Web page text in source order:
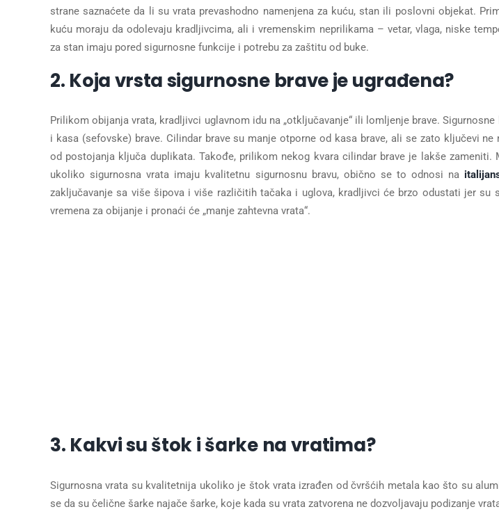
strane saznaćete da li su vrata prevashodno namenjena za kuću, stan ili poslovni objekat.
kuću moraju da odolevaju kradljivcima, ali i vremenskim neprilikama – vetar, vlaga, niske
za stan imaju pored sigurnosne funkcije i potrebu za zaštitu od buke.
2. Koja vrsta sigurnosne brave je ugrađena?
Prilikom obijanja vrata, kradljivci uglavnom idu na „otključavanje“ ili lomljenje brave.
i kasa (sefovske) brave. Cilindar brave su manje otporne od kasa brave, ali se zato ključevi
od postojanja ključa duplikata. Takođe, prilikom nekog kvara cilindar brave je lakše zameniti.
ukoliko sigurnosna vrata imaju kvalitetnu sigurnosnu bravu, obično se to odnosi na
zaključavanje sa više šipova i više različitih tačaka i uglova, kradljivci će brzo odustati jer su
vremena za obijanje i pronaći će „manje zahtevna vrata“.
3. Kakvi su štok i šarke na vratima?
Sigurnosna vrata su kvalitetnija ukoliko je štok vrata izrađen od čvršćih metala kao što su
se da su čelične šarke najače šarke, koje kada su vrata zatvorena ne dozvoljavaju podizanje